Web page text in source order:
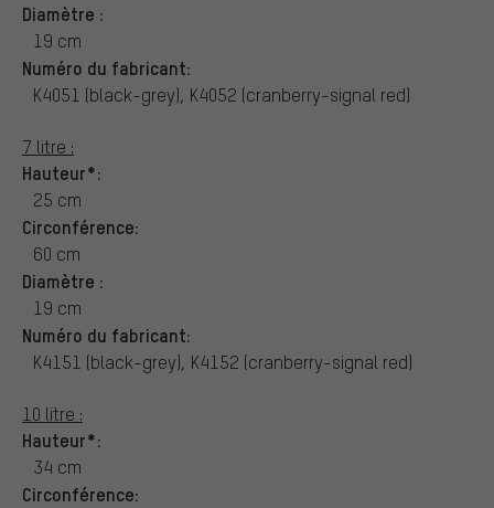
Diamètre :
19 cm
Numéro du fabricant:
K4051 (black-grey), K4052 (cranberry-signal red)
7 litre :
Hauteur*:
25 cm
Circonférence:
60 cm
Diamètre :
19 cm
Numéro du fabricant:
K4151 (black-grey), K4152 (cranberry-signal red)
10 litre :
Hauteur*:
34 cm
Circonférence: